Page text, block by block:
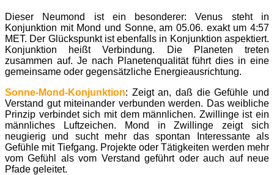
Dieser Neumond ist ein besonderer: Venus steht in
Konjunktion mit Mond und Sonne, am 05.06. exakt um 4:57
MET. Der Glückspunkt ist ebenfalls in Konjunktion aspektiert.
Konjunktion heißt Verbindung. Die Planeten treten
zusammen auf. Je nach Planetenqualität führt dies in eine
gemeinsame oder gegensätzliche Energieausrichtung.
Sonne-Mond-Konjunktion: Zeigt an, daß die Gefühle und
Verstand gut miteinander verbunden werden. Das weibliche
Prinzip verbindet sich mit dem männlichen. Zwillinge ist ein
männliches Luftzeichen. Mond in Zwillinge zeigt sich
neugierig und sucht mehr das spontan Interessante als
Gefühle mit Tiefgang. Projekte oder Tätigkeiten werden mehr
vom Gefühl als vom Verstand geführt oder auch auf neue
Pfade geleitet.